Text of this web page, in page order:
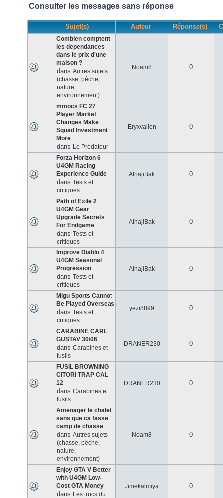
Consulter les messages sans réponse
Sujet(s) Auteur Réponse(s)
Combien comptent
les dependances
dans le prix d'une
maison ?
dans Autres sujets
(chasse, pêche,
nature,
environnement)
Noam8 0
mmocs FC 27
Player Market
Changes Make
Squad Investment
More
dans Le Prédateur
Eryxvallen 0
Forza Horizon 6
U4GM Racing
Experience Guide
dans Tests et
critiques
AlhajiBak 0
Path of Exile 2
U4GM Gear
Upgrade Secrets
For Endgame
dans Tests et
critiques
AlhajiBak 0
Improve Diablo 4
U4GM Seasonal
Progression
dans Tests et
critiques
AlhajiBak 0
Migu Sports Cannot
Be Played Overseas
dans Tests et
critiques
yezi8899 0
CARABINE CARL
GUSTAV 30/06
dans Carabines et
fusils
DRANER230 0
FUSIL BROWNING
CITORI TRAP CAL
12
dans Carabines et
fusils
DRANER230 0
Amenager le chalet
sans que ca fasse
camp de chasse
dans Autres sujets
(chasse, pêche,
nature,
environnement)
Noam8 0
Enjoy GTA V Better
with U4GM Low-
Cost GTA Money
dans Les trucs du
Jimekalmiya 0